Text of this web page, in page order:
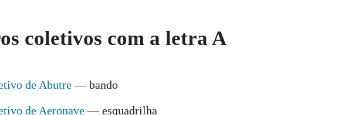
coletivos com a letra A
de Abutre— bando
de Aeronave— esquadrilha